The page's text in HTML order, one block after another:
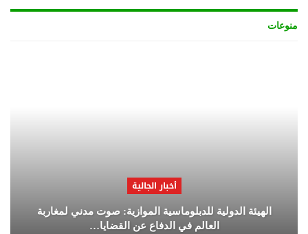
منوعات
أخبار الجالية
الهيئة الدولية للدبلوماسية الموازية: صوت مدني لمغاربة
العالم في الدفاع عن القضايا…